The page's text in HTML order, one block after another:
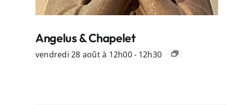
Angelus & Chapelet
vendredi 28 août à 12h00- 12h30